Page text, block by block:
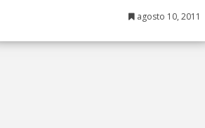
agosto 10, 2011